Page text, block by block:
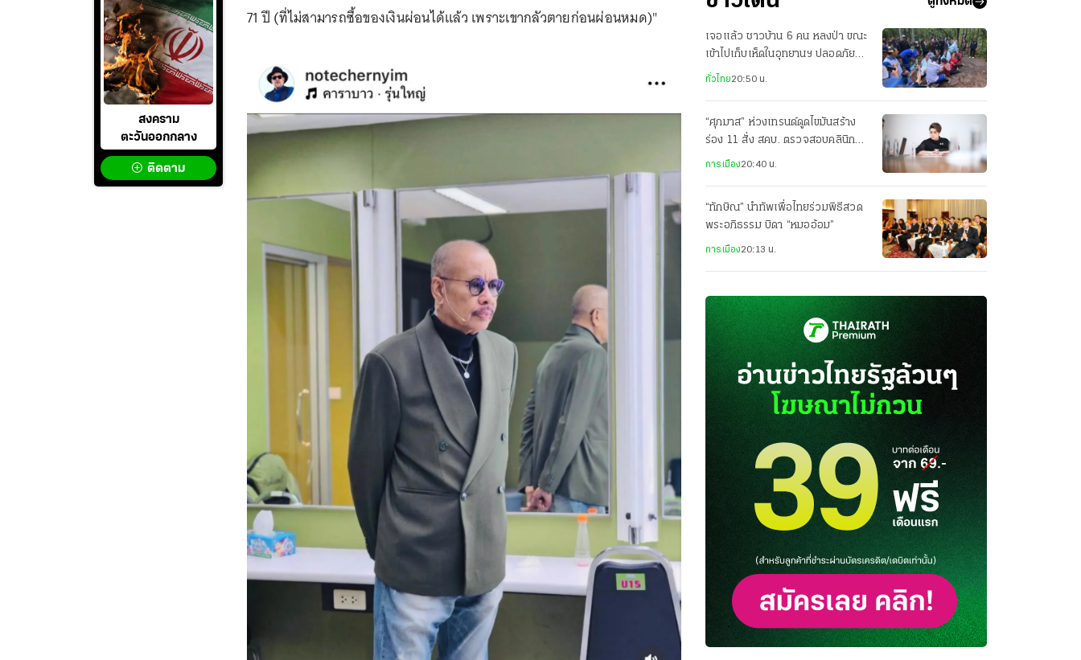
สงคราม
ตะวันออกกลาง
ติดตาม
71 ปี (ที่ไม่สามารถซื้อของเงินผ่อนได้แล้ว เพราะเขากลัวตายก่อนผ่อนหมด)"
เจอแล้ว ชาวบ้าน 6 คน หลงป่า ขณะ
เข้าไปเก็บเห็ดในอุทยานฯ ปลอดภัยทุก
ราย
ทั่วไทย20:50 น.
“ศุภมาส” ห่วงเทรนด์ดูดไขมันสร้าง
ร่อง 11 สั่ง สคบ. ตรวจสอบคลินิก
เสริมความงาม
การเมือง20:40 น.
“ทักษิณ” นำทัพเพื่อไทยร่วมพิธีสวด
พระอภิธรรม บิดา “หมออ้อม”
การเมือง20:13 น.